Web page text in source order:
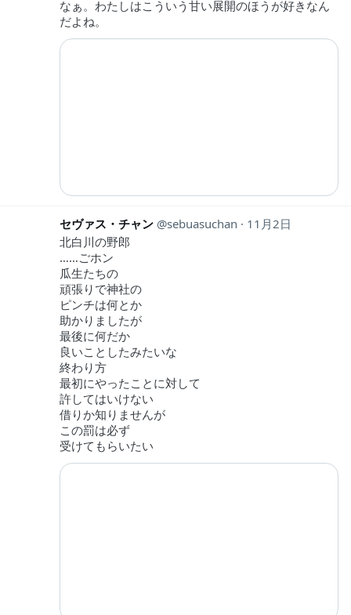
なぁ。わたしはこういう甘い展開のほうが好きなん
だよね。
セヴァス・チャン sebuasuchan
11月2日
北白川の野郎
……ごホン
瓜生たちの
頑張りで神社の
ピンチは何とか
助かりましたが
最後に何だか
良いことしたみたいな
終わり方
最初にやったことに対して
許してはいけない
借りか知りませんが
この罰は必ず
受けてもらいたい